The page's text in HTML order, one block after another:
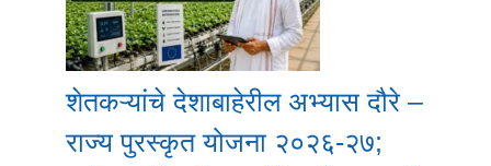
शेतकऱ्यांचे देशाबाहेरील अभ्यास दौरे –
राज्य पुरस्कृत योजना २०२६-२७;